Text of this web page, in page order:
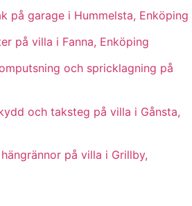
på garage i Hummelsta, Enköping
på villa i Fanna, Enköping
och spricklagning på
och taksteg på villa i Gånsta,
på villa i Grillby,